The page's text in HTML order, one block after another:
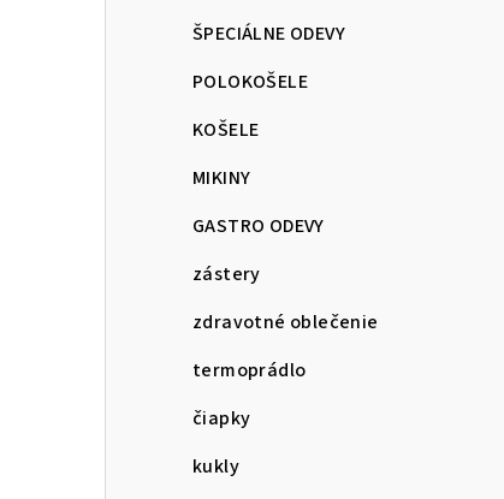
ŠPECIÁLNE ODEVY
POLOKOŠELE
KOŠELE
MIKINY
GASTRO ODEVY
zástery
zdravotné oblečenie
termoprádlo
čiapky
kukly